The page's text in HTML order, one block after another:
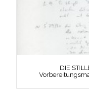
DIE